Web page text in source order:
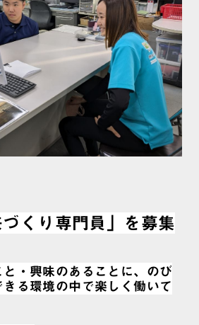
くり専門員」を募集
と・興味のあることに、のび
る環境の中で楽しく働いて